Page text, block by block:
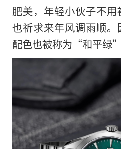
肥美，年轻小伙子不
也祈求来年风调雨顺
配色也被称为“和平绿”